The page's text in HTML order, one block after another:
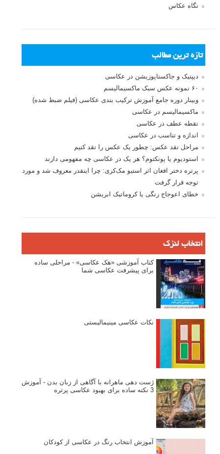
نگاه عکاس
تازه ترین مطالب
دیپتیک و جاکستا‌پوزیشن در عکاسی
۶۰ نمونه عکس سبک ماکسیمالیسم
وبینار دوره جامع آموزش ترکیب بندی عکاسی (فیلم ضبط شده)
ماکسیمالیسم در عکاسی
نقطه عطف در عکاسی
اندازه و تناسب در عکاسی
مراحل نقد عکس: چطور یک عکس را نقد کنیم
استودیوم یا پونکتوم؟ هر یک در عکاسی چه مفهومی دارند
پرتره دختر افغان اثر استیو مک‌کری: چرا اینقدر معروف شد و مورد
توجه قرار گرفت
خطای اعوجاج رنگی یا کروماتیک ابریشن
انتخاب لنزک
کتاب آموزشی «هک عکاسی» - مراحلی ساده
برای پیشرفت عکاسی شما
نکات عکاسی مینیمالیستی
ژست دهی ماهرانه با آگاهی از زبان بدن - آموزش
3 نکته ساده برای بهبود عکاسی پرتره
آموزش انتخاب رنگ در عکاسی از کودکان